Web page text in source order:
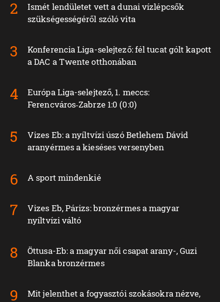
Ismét lendületet vett a dunai vízlépcsők
szükségességéről szóló vita
Konferencia Liga-selejtező: fél tucat gólt kapott
a DAC a Twente otthonában
Európa Liga-selejtező, 1. meccs:
Ferencváros‑Zabrze 1:0 (0:0)
Vizes Eb: a nyíltvízi úszó Betlehem Dávid
aranyérmes a kieséses versenyben
A sport mindenkié
Vizes Eb, Párizs: bronzérmes a magyar
nyíltvízi váltó
Öttusa-Eb: a magyar női csapat arany-, Guzi
Blanka bronzérmes
Mit jelenthet a fogyasztói szokásokra nézve,